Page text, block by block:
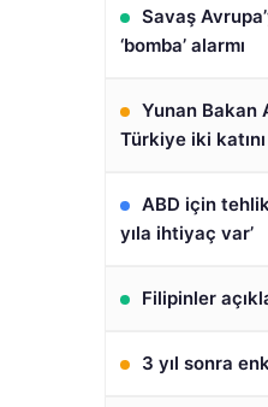
Savaş
‘bomba’ alarmı
Yunan Bakan
Türkiye iki katını
ABD için
yıla ihtiyaç var’
Filipinler
3 yıl sonra